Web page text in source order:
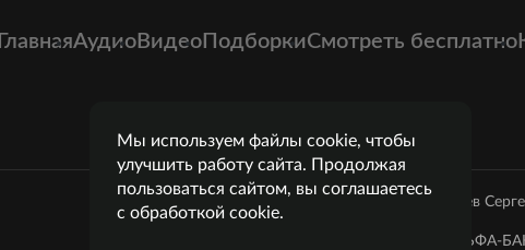
ГлавнаяАудиоВидеоПодборкиСмотреть бесплатно
Лазарев
Банк: ОАО "АЛЬФА-
Мы используем файлы cookie, чтобы
улучшить работу сайта. Продолжая
пользоваться сайтом, вы соглашаетесь
с обработкой cookie.